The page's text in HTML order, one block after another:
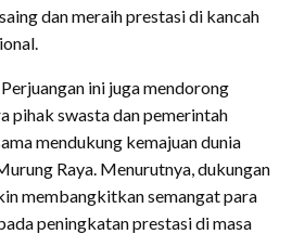
dan meraih prestasi di kancah
ini juga mendorong
pihak swasta dan pemerintah
mendukung kemajuan dunia
Raya. Menurutnya, dukungan
membangkitkan semangat para
peningkatan prestasi di masa